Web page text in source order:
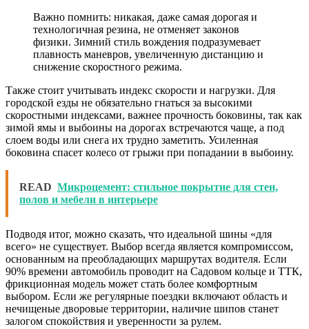
Важно помнить: никакая, даже самая дорогая и
технологичная резина, не отменяет законов
физики. Зимний стиль вождения подразумевает
плавность маневров, увеличенную дистанцию и
снижение скоростного режима.
Также стоит учитывать индекс скорости и нагрузки. Для
городской езды не обязательно гнаться за высокими
скоростными индексами, важнее прочность боковины, так как
зимой ямы и выбоины на дорогах встречаются чаще, а под
слоем воды или снега их трудно заметить. Усиленная
боковина спасет колесо от грыжи при попадании в выбоину.
READ Микроцемент: стильное покрытие для стен,
полов и мебели в интерьере
Подводя итог, можно сказать, что идеальной шины «для
всего» не существует. Выбор всегда является компромиссом,
основанным на преобладающих маршрутах водителя. Если
90% времени автомобиль проводит на Садовом кольце и ТТК,
фрикционная модель может стать более комфортным
выбором. Если же регулярные поездки включают область и
нечищеные дворовые территории, наличие шипов станет
залогом спокойствия и уверенности за рулем.